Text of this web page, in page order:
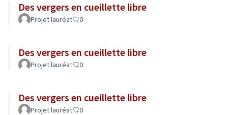
Des vergers en cueillette libre
Projet lauréat 0
Des vergers en cueillette libre
Projet lauréat 0
Des vergers en cueillette libre
Projet lauréat 0